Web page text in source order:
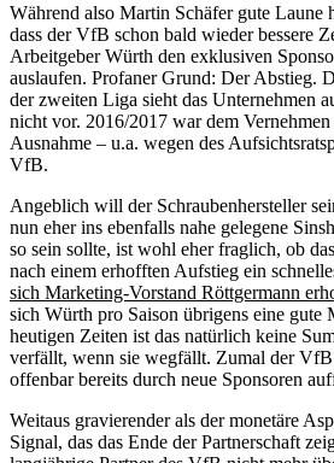
Während also Martin Schäfer gute Laune
dass der VfB schon bald wieder bessere
Arbeitgeber Würth den exklusiven
auslaufen. Profaner Grund: Der Abstieg.
der zweiten Liga sieht das Unternehmen
nicht vor. 2016/2017 war dem
Ausnahme – u.a. wegen des
VfB.
Angeblich will der Schraubenhersteller
nun eher ins ebenfalls nahe gelegene
so sein sollte, ist wohl eher fraglich, ob
nach einem erhofften Aufstieg ein
sich Marketing-Vorstand Röttgermann
sich Würth pro Saison übrigens eine gute
heutigen Zeiten ist das natürlich keine
verfällt, wenn sie wegfällt. Zumal der
offenbar bereits durch neue Sponsoren
Weitaus gravierender als der monetäre
Signal, das das Ende der Partnerschaft